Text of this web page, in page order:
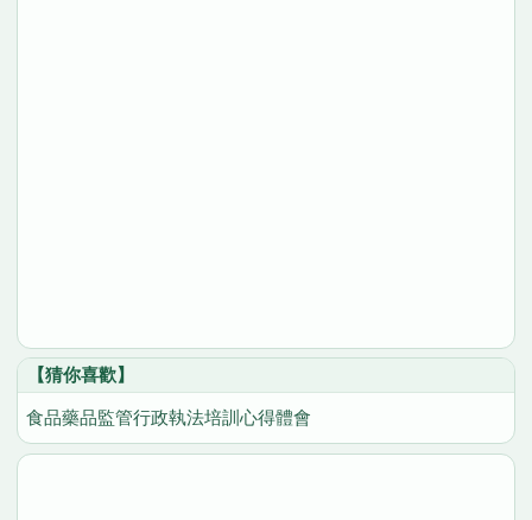
【猜你喜歡】
食品藥品監管行政執法培訓心得體會